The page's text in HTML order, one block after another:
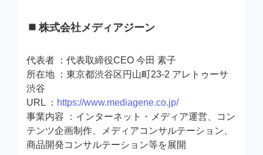
株式会社メディアジーン
代表者 ：代表取締役CEO 今田 素子
所在地 ：東京都渋谷区円山町23-2 アレトゥーサ
渋谷
URL ： https://www.mediagene.co.jp/
事業内容 ：インターネット・メディア運営、コン
テンツ企画制作、メディアコンサルテーション、
商品開発コンサルテーション等を展開